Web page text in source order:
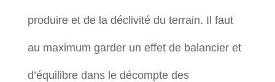
produire et de la déclivité du terrain. Il faut
au maximum garder un effet de balancier et
d’équilibre dans le décompte des